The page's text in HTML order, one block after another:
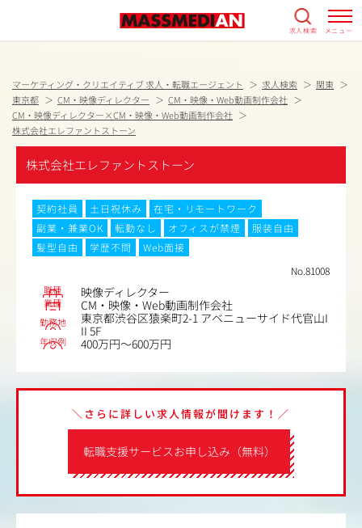
求人検索 メニュー
マーケティング・クリエイティブ 求人・転職エージェント 求人検索
関東
東京都
CM・映像ディレクター
CM・映像・Web動画制作会社
CM・映像ディレクター×CM・映像・Web動画制作会社
株式会社エレファントストーン
株式会社エレファントストーン
契約社員 土日祝休み
在宅・リモートワーク
副業・兼業OK
転勤なし オフィスが禁煙
服装自由
髪型自由
学歴不問
Web面接
No.81008
職種 映像ディレクター
業種 CM・映像・Web動画制作会社
勤務地
東京都渋谷区猿楽町2-1 アベニューサイド代官山I
II 5F
年収例 400万円～600万円
転職支援サービスお申し込み（無料）
＼さらに詳しい求人情報が聞けます！／